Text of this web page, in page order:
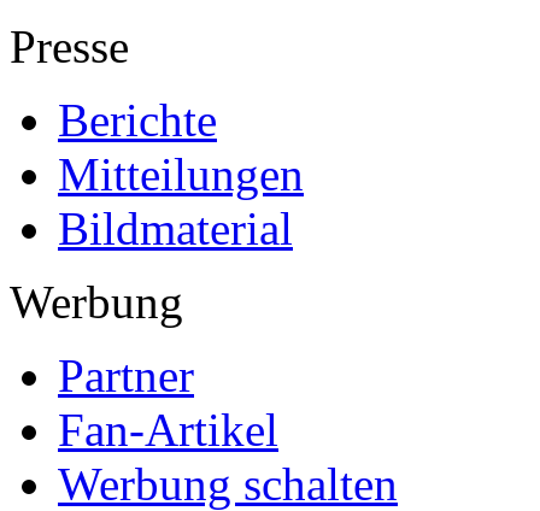
Presse
Berichte
Mitteilungen
Bildmaterial
Werbung
Partner
Fan-Artikel
Werbung schalten